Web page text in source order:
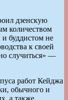
дзенскую
количеством
буддистом не
к своей
случиться» —
работ Кейджа
обычного и
а также